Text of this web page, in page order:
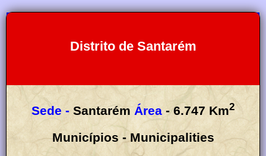
Distrito de Santarém
Sede - Santarém Área - 6.747 Km2
Municípios - Municipalities